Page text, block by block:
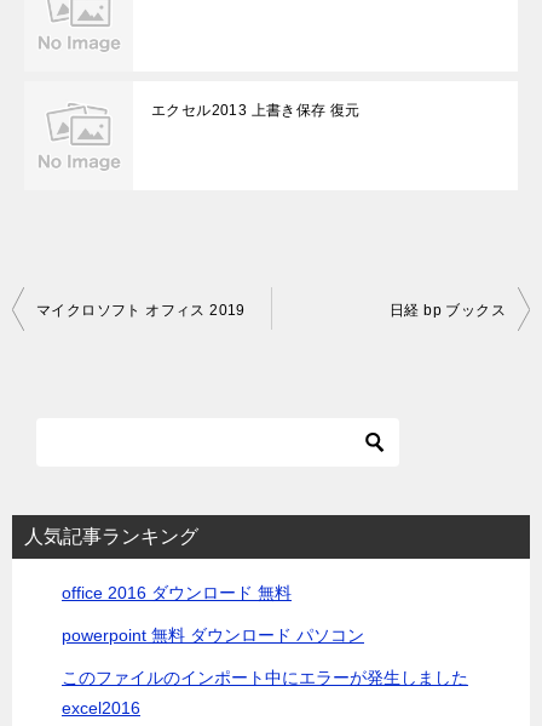
エクセル2013 上書き保存 復元
投
シ
マイクロソフト オフィス 2019 日経 bp ブックス
人気記事ランキング
office 2016 ダウンロード 無料
powerpoint 無料 ダウンロード パソコン
このファイルのインポート中にエラーが発生しました
excel2016